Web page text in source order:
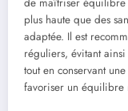
de maîtriser équilibre
plus haute que des
adaptée. Il est
réguliers, évitant
tout en conservant
favoriser un équilibre